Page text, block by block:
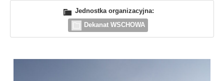
Jednostka organizacyjna:
Dekanat WSCHOWA